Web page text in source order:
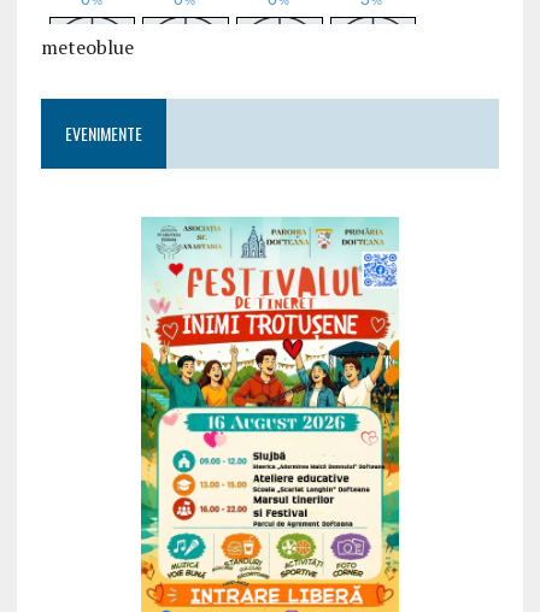
meteoblue
EVENIMENTE